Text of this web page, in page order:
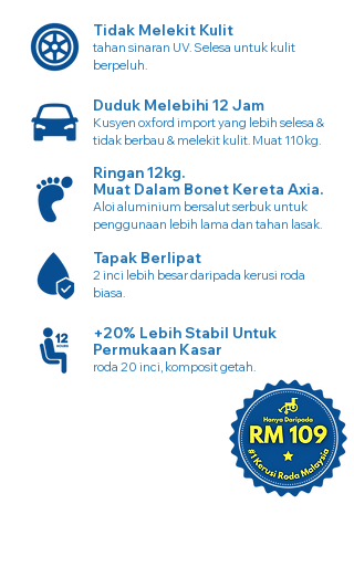
Tidak Melekit Kulit
tahan sinaran UV. Selesa untuk kulit
berpeluh.
Duduk Melebihi 12 Jam
Kusyen oxford import yang lebih selesa &
tidak berbau & melekit kulit. Muat 110kg.
Ringan 12kg.
Muat Dalam Bonet Kereta Axia.
Aloi aluminium bersalut serbuk untuk
penggunaan lebih lama dan tahan lasak.
Tapak Berlipat
2 inci lebih besar daripada kerusi roda
biasa.
+20% Lebih Stabil Untuk
Permukaan Kasar
roda 20 inci, komposit getah.